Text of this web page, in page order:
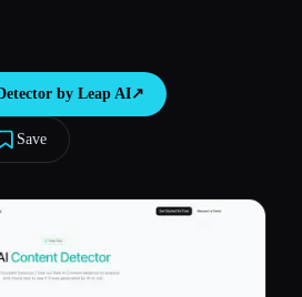
by Leap AI↗︎
Save